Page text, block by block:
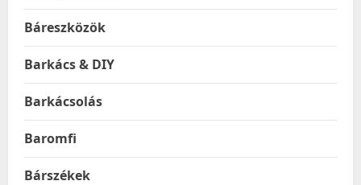
Báreszközök
Barkács & DIY
Barkácsolás
Baromfi
Bárszékek